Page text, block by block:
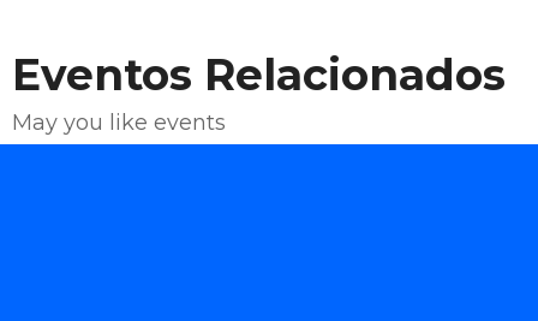
Eventos Relacionados
May you like events